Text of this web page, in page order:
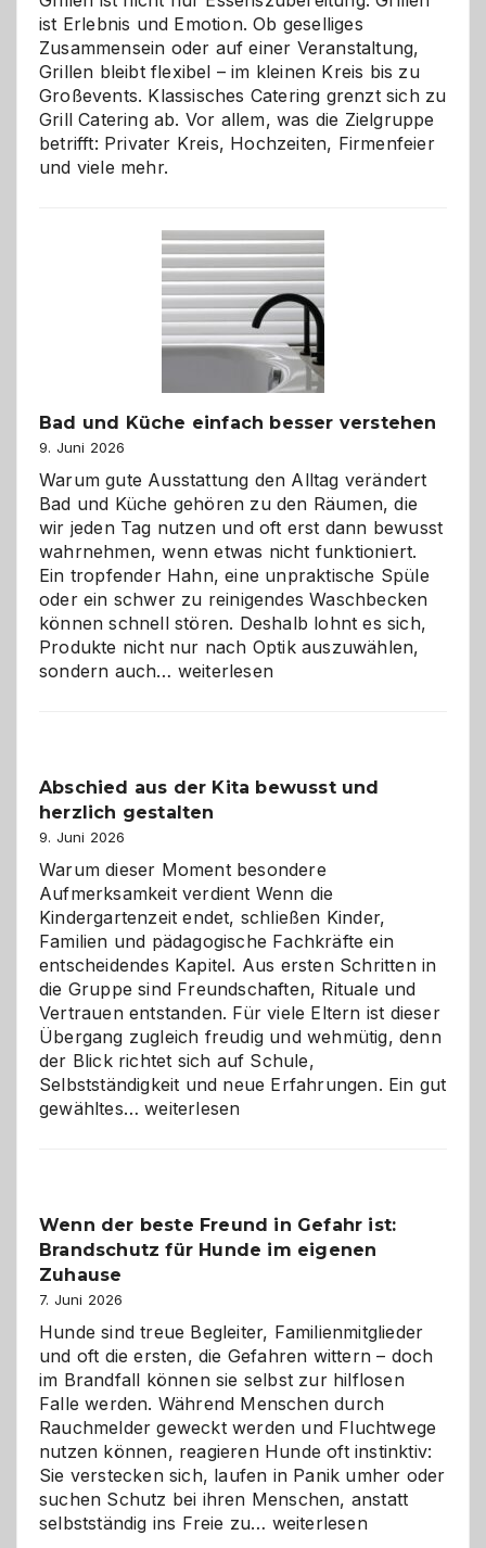
ist Erlebnis und Emotion. Ob geselliges
Zusammensein oder auf einer Veranstaltung,
Grillen bleibt flexibel – im kleinen Kreis bis zu
Großevents. Klassisches Catering grenzt sich zu
Grill Catering ab. Vor allem, was die Zielgruppe
betrifft: Privater Kreis, Hochzeiten, Firmenfeier
und viele mehr.
Bad und Küche einfach besser verstehen
9. Juni 2026
Warum gute Ausstattung den Alltag verändert
Bad und Küche gehören zu den Räumen, die
wir jeden Tag nutzen und oft erst dann bewusst
wahrnehmen, wenn etwas nicht funktioniert.
Ein tropfender Hahn, eine unpraktische Spüle
oder ein schwer zu reinigendes Waschbecken
können schnell stören. Deshalb lohnt es sich,
Produkte nicht nur nach Optik auszuwählen,
sondern auch… Bad
verstehen
weiterlesen
Abschied aus der Kita bewusst und
herzlich gestalten
9. Juni 2026
Warum dieser Moment besondere
Aufmerksamkeit verdient Wenn die
Kindergartenzeit endet, schließen Kinder,
Familien und pädagogische Fachkräfte ein
entscheidendes Kapitel. Aus ersten Schritten in
die Gruppe sind Freundschaften, Rituale und
Vertrauen entstanden. Für viele Eltern ist dieser
Übergang zugleich freudig und wehmütig, denn
der Blick richtet sich auf Schule,
Selbstständigkeit und neue Erfahrungen. Ein gut
gewähltes…Abschied
und
herzlich
weiterlesen
Wenn der beste Freund in Gefahr ist:
Brandschutz für Hunde im eigenen
Zuhause
7. Juni 2026
Hunde sind treue Begleiter, Familienmitglieder
und oft die ersten, die Gefahren wittern – doch
im Brandfall können sie selbst zur hilflosen
Falle werden. Während Menschen durch
Rauchmelder geweckt werden und Fluchtwege
nutzen können, reagieren Hunde oft instinktiv:
Sie verstecken sich, laufen in Panik umher oder
suchen Schutz bei ihren Menschen, anstatt
selbstständig ins Freie zu… Wenn
weiterlesen